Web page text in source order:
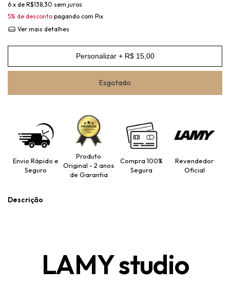
6 x de R$138,30 sem juros
5% de desconto pagando com Pix
Ver mais detalhes
Personalizar + R$ 15,00
Envio Rápido e
Seguro
Produto
Original - 2 anos
de Garantia
Compra 100%
Segura
Revendedor
Oficial
Descrição
LAMY studio